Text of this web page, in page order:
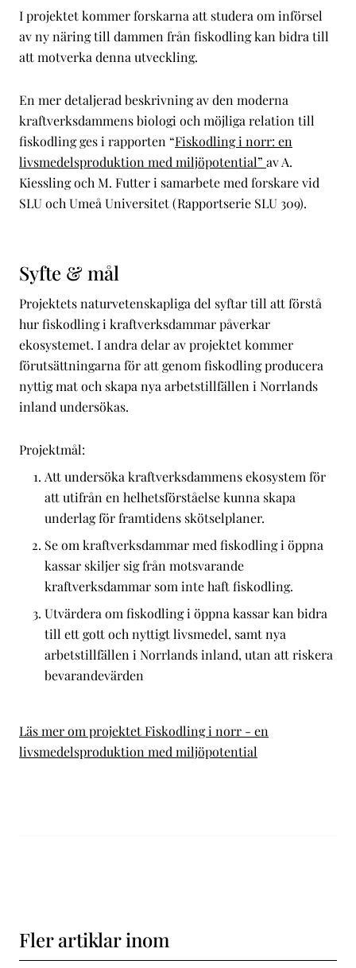
I projektet kommer forskarna att studera om införsel
av ny näring till dammen från fiskodling kan bidra till
att motverka denna utveckling.
En mer detaljerad beskrivning av den moderna
kraftverksdammens biologi och möjliga relation till
fiskodling ges i rapporten “Fiskodling i norr: en
livsmedelsproduktion med miljöpotential” av A.
Kiessling och M. Futter i samarbete med forskare vid
SLU och Umeå Universitet (Rapportserie SLU 309).
Syfte & mål
Projektets naturvetenskapliga del syftar till att förstå
hur fiskodling i kraftverksdammar påverkar
ekosystemet. I andra delar av projektet kommer
förutsättningarna för att genom fiskodling producera
nyttig mat och skapa nya arbetstillfällen i Norrlands
inland undersökas.
Projektmål:
Att undersöka kraftverksdammens ekosystem för
att utifrån en helhetsförståelse kunna skapa
underlag för framtidens skötselplaner.
Se om kraftverksdammar med fiskodling i öppna
kassar skiljer sig från motsvarande
kraftverksdammar som inte haft fiskodling.
Utvärdera om fiskodling i öppna kassar kan bidra
till ett gott och nyttigt livsmedel, samt nya
arbetstillfällen i Norrlands inland, utan att riskera
bevarandevärden
Läs mer om projektet Fiskodling i norr - en
livsmedelsproduktion med miljöpotential
Fler artiklar inom